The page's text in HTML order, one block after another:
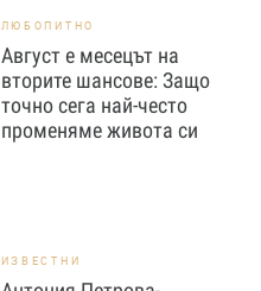
ЛЮБОПИТНО
Август е месецът на
вторите шансове: Защо
точно сега най-често
променяме живота си
ИЗВЕСТНИ